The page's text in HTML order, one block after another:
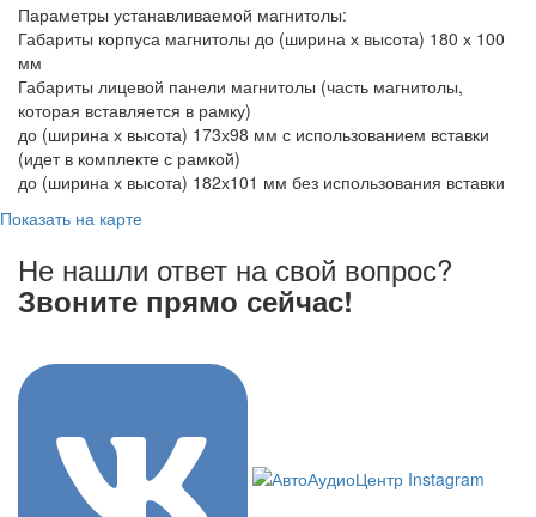
Параметры устанавливаемой магнитолы:
Габариты корпуса магнитолы до (ширина х высота) 180 х 100
мм
Габариты лицевой панели магнитолы (часть магнитолы,
которая вставляется в рамку)
до (ширина х высота) 173х98 мм с использованием вставки
(идет в комплекте с рамкой)
до (ширина х высота) 182х101 мм без использования вставки
Показать на карте
Не нашли ответ на свой вопрос?
Звоните прямо сейчас!